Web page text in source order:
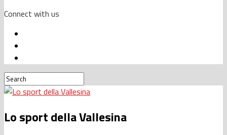
Connect with us
Lo sport della Vallesina